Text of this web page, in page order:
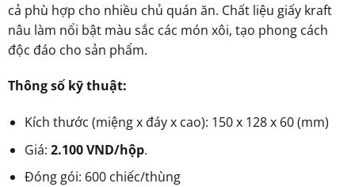
cả phù hợp cho nhiều chủ quán ăn. Chất liệu giấy kraft
nâu làm nổi bật màu sắc các món xôi, tạo phong cách
độc đáo cho sản phẩm.
Thông số kỹ thuật:
Kích thước (miệng x đáy x cao): 150 x 128 x 60 (mm)
Giá: 2.100 VND/hộp.
Đóng gói: 600 chiếc/thùng